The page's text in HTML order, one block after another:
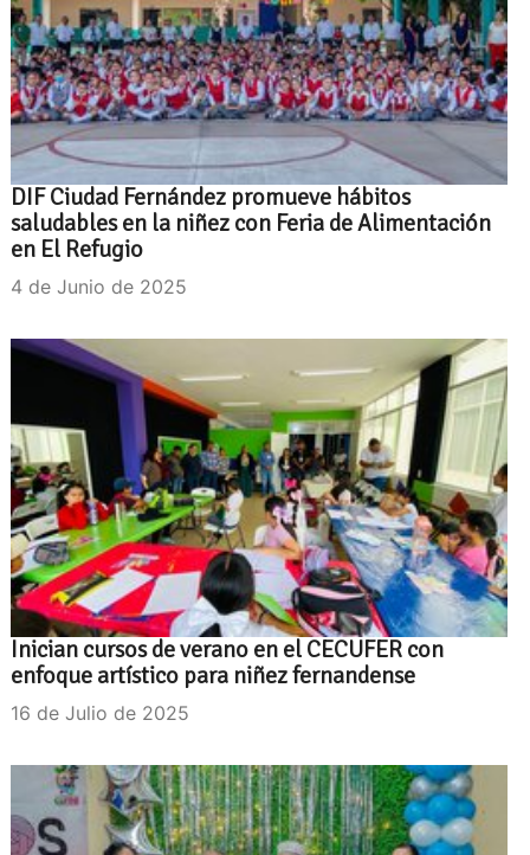
DIF Ciudad Fernández promueve hábitos
saludables en la niñez con Feria de Alimentación
en El Refugio
4 de Junio de 2025
Inician cursos de verano en el CECUFER con
enfoque artístico para niñez fernandense
16 de Julio de 2025